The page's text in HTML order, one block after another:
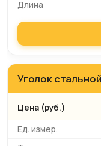
Уголок